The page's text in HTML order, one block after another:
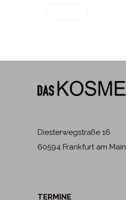
Diesterwegstraße 16
60594 Frankfurt am Main
TERMINE